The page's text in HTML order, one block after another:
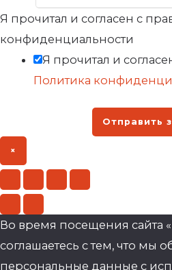
Я прочитал и согласен с
конфиденциальности
Я прочитал и
Политика
Отправить
×
Во время посещения сайта
соглашаетесь с тем, что мы
персональные данные с